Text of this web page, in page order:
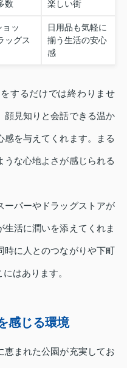
数
楽しい街
ッ
ッグス
日用品も気軽に
揃う生活の安心
感
するだけでは終わりませ
顔見知りと会話できる温か
感を与えてくれます。まる
うな心地よさが感じられる
ーパーやドラッグストアが
活に潤いを添えてくれま
時に人とのつながりや下町
はあります。
感じる環境
恵まれた公園が充実してお